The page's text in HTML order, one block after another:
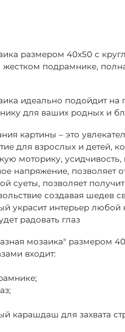
размером 40х50 с
подрамнике,
идеально подойдит на
для ваших родных и
картины – это
для взрослых и детей,
моторику, усидчивость,
напряжение, позволяет
суеты, позволяет
создавая шедев
украсит интерьер любой
радовать глаз
мозаика" размером
входит:
карашдаш для захвата